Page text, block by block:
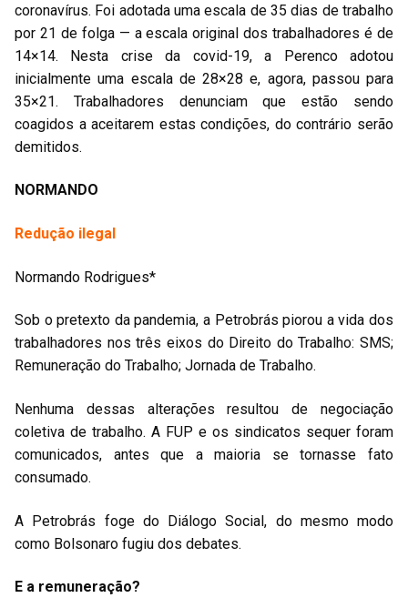
coronavírus. Foi adotada uma escala de 35 dias de trabalho
por 21 de folga — a escala original dos trabalhadores é de
14×14. Nesta crise da covid-19, a Perenco adotou
inicialmente uma escala de 28×28 e, agora, passou para
35×21. Trabalhadores denunciam que estão sendo
coagidos a aceitarem estas condições, do contrário serão
demitidos.
NORMANDO
Redução ilegal
Normando Rodrigues*
Sob o pretexto da pandemia, a Petrobrás piorou a vida dos
trabalhadores nos três eixos do Direito do Trabalho: SMS;
Remuneração do Trabalho; Jornada de Trabalho.
Nenhuma dessas alterações resultou de negociação
coletiva de trabalho. A FUP e os sindicatos sequer foram
comunicados, antes que a maioria se tornasse fato
consumado.
A Petrobrás foge do Diálogo Social, do mesmo modo
como Bolsonaro fugiu dos debates.
E a remuneração?